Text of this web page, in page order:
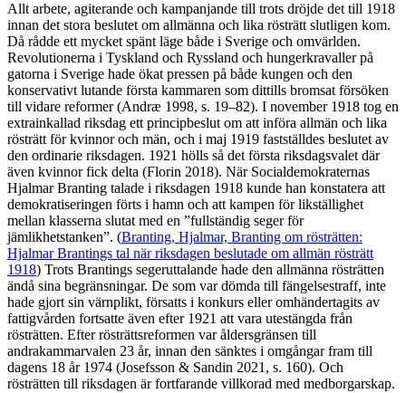
Allt arbete, agiterande och kampanjande till trots dröjde det till 1918
innan det stora beslutet om allmänna och lika rösträtt slutligen kom.
Då rådde ett mycket spänt läge både i Sverige och omvärlden.
Revolutionerna i Tyskland och Ryssland och hungerkravaller på
gatorna i Sverige hade ökat pressen på både kungen och den
konservativt lutande första kammaren som dittills bromsat försöken
till vidare reformer (Andræ 1998, s. 19–82). I november 1918 tog en
extrainkallad riksdag ett principbeslut om att införa allmän och lika
rösträtt för kvinnor och män, och i maj 1919 fastställdes beslutet av
den ordinarie riksdagen. 1921 hölls så det första riksdagsvalet där
även kvinnor fick delta (Florin 2018). När Socialdemokraternas
Hjalmar Branting talade i riksdagen 1918 kunde han konstatera att
demokratiseringen förts i hamn och att kampen för likställighet
mellan klasserna slutat med en ”fullständig seger för
jämlikhetstanken”. (Branting, Hjalmar, Branting om rösträtten:
Hjalmar Brantings tal när riksdagen beslutade om allmän rösträtt
1918) Trots Brantings segeruttalande hade den allmänna rösträtten
ändå sina begränsningar. De som var dömda till fängelsestraff, inte
hade gjort sin värnplikt, försatts i konkurs eller omhändertagits av
fattigvården fortsatte även efter 1921 att vara utestängda från
rösträtten. Efter rösträttsreformen var åldersgränsen till
andrakammarvalen 23 år, innan den sänktes i omgångar fram till
dagens 18 år 1974 (Josefsson & Sandin 2021, s. 160). Och
rösträtten till riksdagen är fortfarande villkorad med medborgarskap.